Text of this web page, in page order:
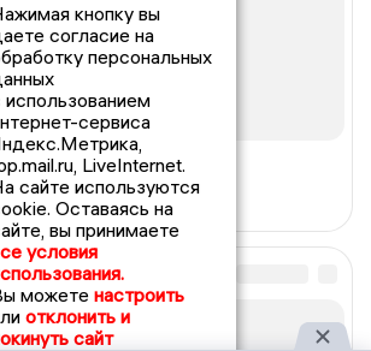
кнопку вы
согласие на
персональных
использованием
сервиса
LiveInternet.
сайте используются
Оставаясь на
вы принимаете
условия
можете настроить
отклонить и
сайт